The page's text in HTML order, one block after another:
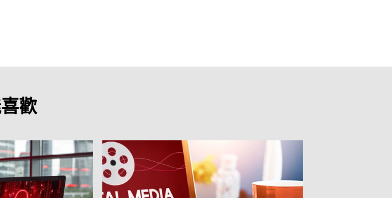
歡